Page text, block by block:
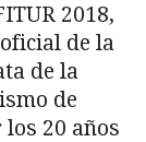
2018,
de la
de la
de
20 años